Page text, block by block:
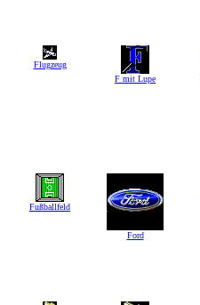
Flugzeug
F mit Lupe
Fußballfeld
Ford